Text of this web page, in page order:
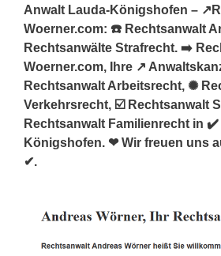
Anwalt Lauda-Königshofen –
Woerner.com: ☎️ Rechtsanwalt
Rechtsanwälte Strafrecht. ➡️
Woerner.com, Ihre ↗️
Rechtsanwalt Arbeitsrecht, ✺
Verkehrsrecht, ☑️ Rechtsanwalt
Rechtsanwalt Familienrecht in ✔️
Königshofen. ❤ Wir freuen uns
✔.